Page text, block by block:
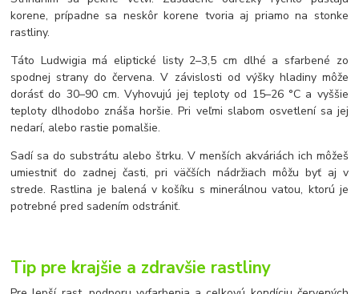
korene, prípadne sa neskôr korene tvoria aj priamo na stonke
rastliny.
Táto Ludwigia má eliptické listy 2–3,5 cm dlhé a sfarbené zo
spodnej strany do červena. V závislosti od výšky hladiny môže
dorásť do 30–90 cm. Vyhovujú jej teploty od 15–26 °C a vyššie
teploty dlhodobo znáša horšie. Pri veľmi slabom osvetlení sa jej
nedarí, alebo rastie pomalšie.
Sadí sa do substrátu alebo štrku. V menších akváriách ich môžeš
umiestniť do zadnej časti, pri väčších nádržiach môžu byť aj v
strede. Rastlina je balená v košíku s minerálnou vatou, ktorú je
potrebné pred sadením odstrániť.
Tip pre krajšie a zdravšie rastliny